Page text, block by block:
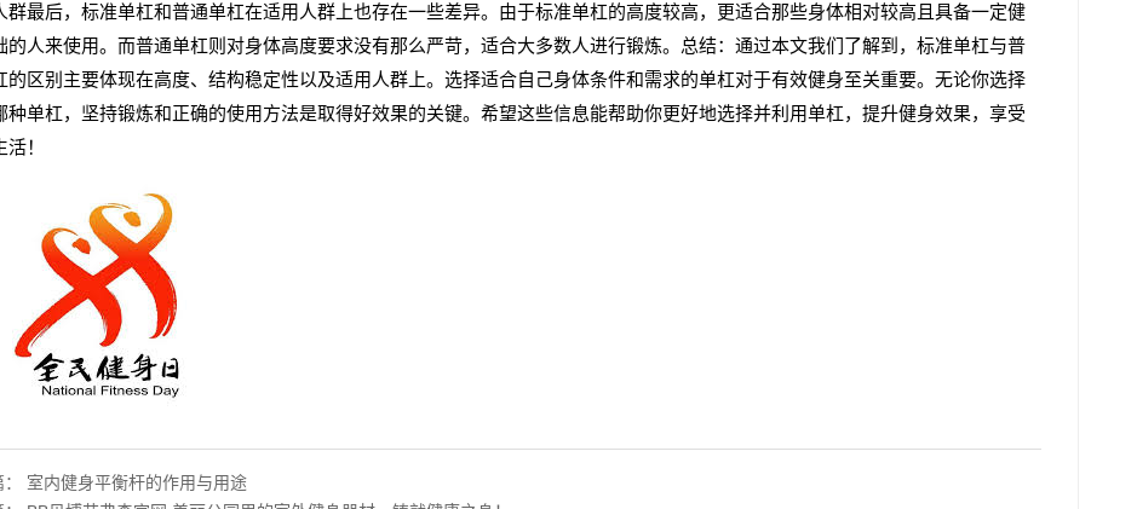
群最后，标准单杠和普通单杠在适用人群上也存在一些差异。由于标准单杠的高度较高，更适合那些身体相对较高且具备一定健
的人来使用。而普通单杠则对身体高度要求没有那么严苛，适合大多数人进行锻炼。总结：通过本文我们了解到，标准单杠与普
的区别主要体现在高度、结构稳定性以及适用人群上。选择适合自己身体条件和需求的单杠对于有效健身至关重要。无论你选择
种单杠，坚持锻炼和正确的使用方法是取得好效果的关键。希望这些信息能帮助你更好地选择并利用单杠，提升健身效果，享受
！
： 室内健身平衡杆的作用与用途